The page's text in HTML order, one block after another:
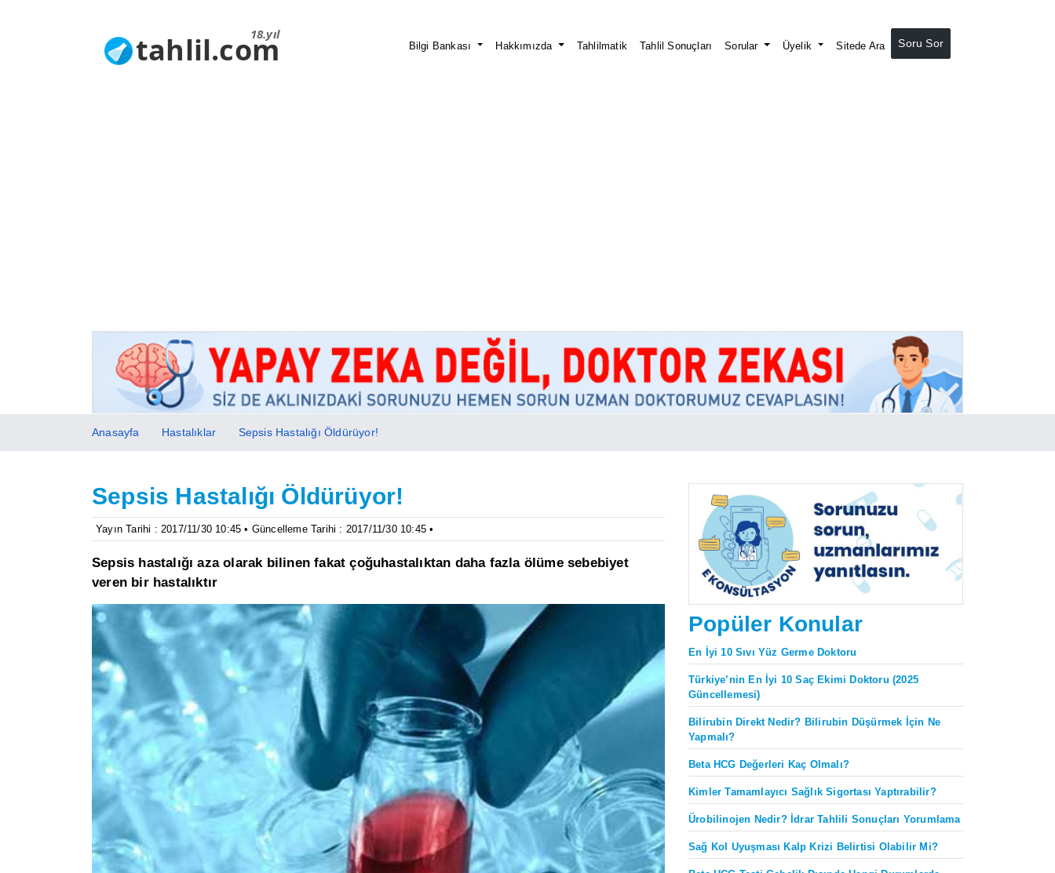
18.yıl
tahlil.com Bilgi Bankası Hakkımızda Tahlilmatik Tahlil Sonuçları Sorular Üyelik Sitede Ara Soru Sor
Anasayfa Hastalıklar Sepsis Hastalığı Öldürüyor!
Sepsis Hastalığı Öldürüyor!
Yayın Tarihi : 2017/11/30 10:45 • Güncelleme Tarihi : 2017/11/30 10:45 •
Sepsis hastalığı aza olarak bilinen fakat çoğuhastalıktan daha fazla ölüme sebebiyet
veren bir hastalıktır
Popüler Konular
En İyi 10 Sıvı Yüz Germe Doktoru
Türkiye’nin En İyi 10 Saç Ekimi Doktoru (2025
Güncellemesi)
Bilirubin Direkt Nedir? Bilirubin Düşürmek İçin Ne
Yapmalı?
Beta HCG Değerleri Kaç Olmalı?
Kimler Tamamlayıcı Sağlık Sigortası Yaptırabilir?
Ürobilinojen Nedir? İdrar Tahlili Sonuçları Yorumlama
Sağ Kol Uyuşması Kalp Krizi Belirtisi Olabilir Mi?